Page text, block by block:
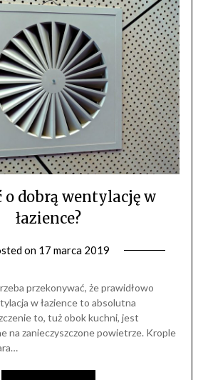
o dobrą wentylację w
łazience?
on 17 marca 2019
czy
Prysznic?
przekonywać, że prawidłowo
w łazience to absolutna
to, tuż obok kuchni, jest
na zanieczyszczone powietrze. Krople